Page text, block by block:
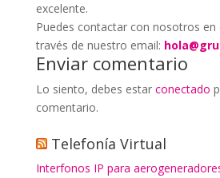
excelente.
Puedes contactar con nosotros en
través de nuestro email:
Enviar comentario
Lo siento, debes estar conectado
comentario.
Telefonía Virtual
Interfonos IP para